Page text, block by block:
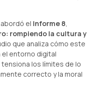
el Informe 8
rompiendo la cultura y
que analiza cómo este
el entorno digital
los límites de lo
correcto y la moral